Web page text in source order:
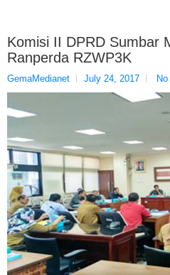
Komisi II DPRD Sumbar
Ranperda RZWP3K
GemaMedianet July 24, 2017